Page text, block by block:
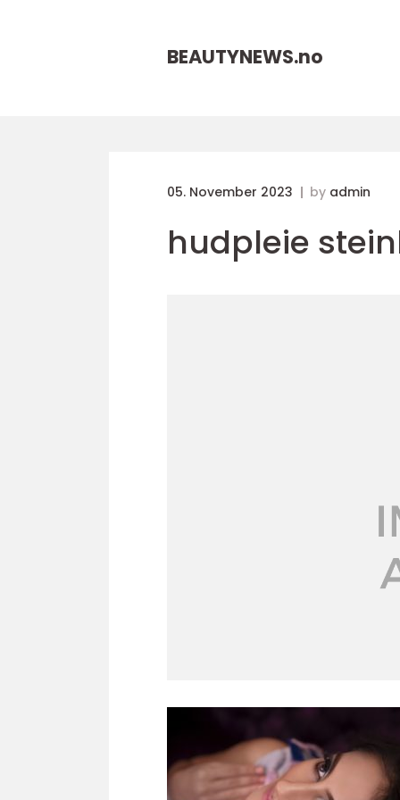
BEAUTYNEWS.no
05. November 2023 by admin
hudpleie